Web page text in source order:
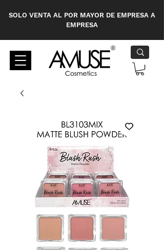
SOLO VENTA AL POR MAYOR DE EMPRESA A
EMPRESA